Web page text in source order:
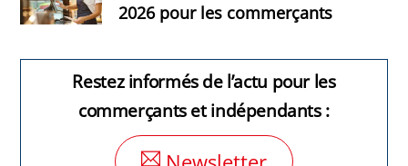
2026 pour les commerçants
Restez informés de l’actu pour les
commerçants et indépendants :